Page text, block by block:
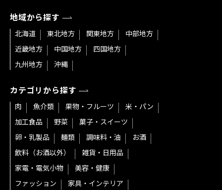
地域から探す
北海道 東北地方 関東地方
中部地方
近畿地方
中国地方
四国地方
九州地方
沖縄
カテゴリから探す
肉 魚介類 果物・フルーツ
米・パン
加工食品
野菜
菓子・スイーツ
卵・乳製品
麺類 調味料・油
お酒
飲料（お酒以外）
雑貨・日用品
家電・電気小物
美容・健康
ファッション
家具・インテリア